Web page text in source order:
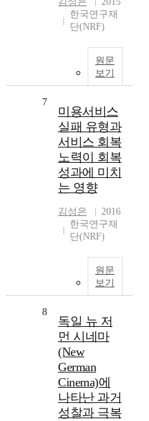
한국연구재
단(NRF)
원문
보기
7
미용서비스
실패 유형과
서비스 회복
노력이 회복
성과에 미치
는 영향
김성은
2016
한국연구재
단(NRF)
원문
보기
8
독일 뉴 저
먼 시네마
(New
German
Cinema)에
나타난 과거
성찰과 극복